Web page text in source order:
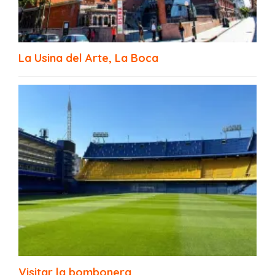
La Usina del Arte, La Boca
Visitar la bombonera